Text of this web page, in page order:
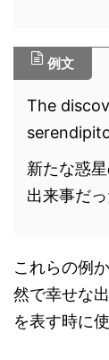
例文
The
新たな惑
出来事だっ
これらの例
然で幸せな
を表す時に